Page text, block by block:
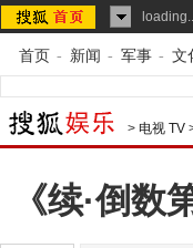
首页 - 新闻 - 军事 - 文
> 电视 TV
《续·倒